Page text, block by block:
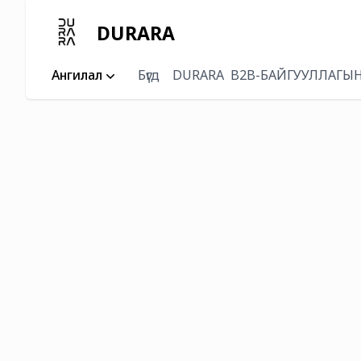
DURARA
Ангилал Бүгд DURARA B2B-